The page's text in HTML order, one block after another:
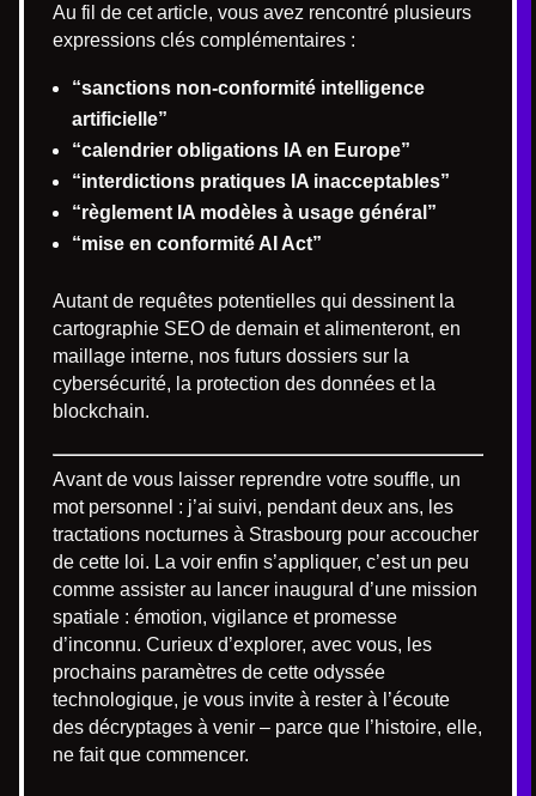
Au fil de cet article, vous avez rencontré plusieurs
expressions clés complémentaires :
“sanctions non-conformité intelligence
artificielle”
“calendrier obligations IA en Europe”
“interdictions pratiques IA inacceptables”
“règlement IA modèles à usage général”
“mise en conformité AI Act”
Autant de requêtes potentielles qui dessinent la
cartographie SEO de demain et alimenteront, en
maillage interne, nos futurs dossiers sur la
cybersécurité, la protection des données et la
blockchain.
Avant de vous laisser reprendre votre souffle, un
mot personnel : j’ai suivi, pendant deux ans, les
tractations nocturnes à Strasbourg pour accoucher
de cette loi. La voir enfin s’appliquer, c’est un peu
comme assister au lancer inaugural d’une mission
spatiale : émotion, vigilance et promesse
d’inconnu. Curieux d’explorer, avec vous, les
prochains paramètres de cette odyssée
technologique, je vous invite à rester à l’écoute
des décryptages à venir – parce que l’histoire, elle,
ne fait que commencer.